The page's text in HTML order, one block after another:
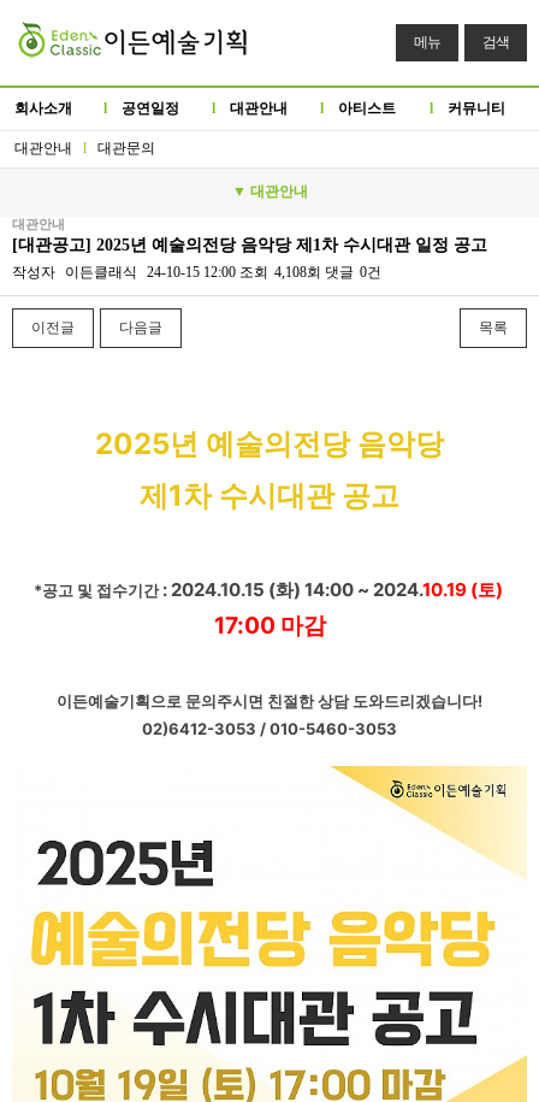
메뉴 검색
회사소개 l 공연일정 l 대관안내 l 아티스트 l 커뮤니티
대관안내 l 대관문의
▼ 대관안내
대관안내
[대관공고] 2025년 예술의전당 음악당 제1차 수시대관 일정 공고
작성자 이든클래식 24-10-15 12:00 조회 4,108회 댓글 0건
이전글 다음글 목록
2025년 예술의전당 음악당
제1차 수시대관 공고
*공고 및 접수기간: 2024.10.15 (화) 14:00 ~ 2024.10.19 (토) ​
17:00 마감
이든예술기획으로 문의주시면 친절한 상담 도와드리겠습니다!
02)6412-3053 / 010-5460-3053